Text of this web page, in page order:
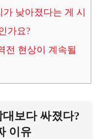
낮아졌다는 게 시
가요?
전 현상이 계속될
보다 싸졌다?
이유